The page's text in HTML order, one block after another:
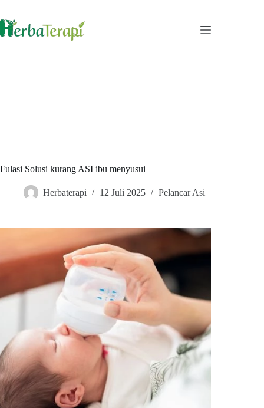
content
Fulasi Solusi kurang ASI ibu menyusui
Herbaterapi 12 Juli 2025 Pelancar Asi